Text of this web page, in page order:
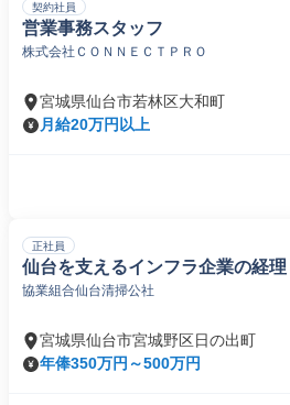
契約社員
営業事務スタッフ
株式会社ＣＯＮＮＥＣＴＰＲＯ
宮城県仙台市若林区大和町
月給20万円以上
正社員
仙台を支えるインフラ企業の経理
協業組合仙台清掃公社
宮城県仙台市宮城野区日の出町
年俸350万円～500万円